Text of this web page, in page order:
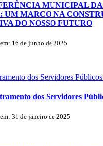
MUNICIPAL
UM MARCO NA
DO NOSSO FUTURO
16 de junho de 2025
dos Servidores
dos Servidores
31 de janeiro de 2025